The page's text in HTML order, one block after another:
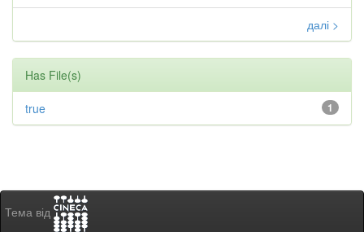
далі >
Has File(s)
1
true
Тема від